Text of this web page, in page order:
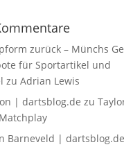
zurück – Münchs
für Sportartikel und
zu Adrian Lewis
| dartsblog.de zu
Barneveld | dartsblog.de